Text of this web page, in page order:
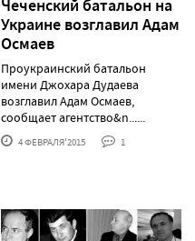
Чеченский батальон на
Украине возглавил Адам
Осмаев
Проукраинский батальон
имени Джохара Дудаева
возглавил Адам Осмаев,
сообщает агентство&n......
4 ФЕВРАЛЯ'2015 1